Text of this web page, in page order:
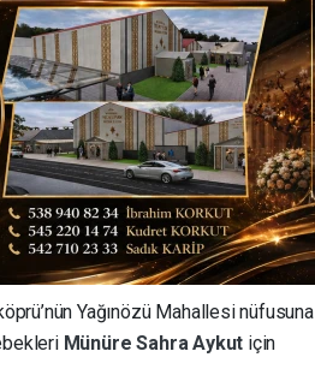
Yağınözü Mahallesi nüfusuna
Münüre Sahra Aykut için